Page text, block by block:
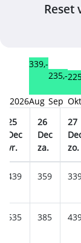
Reset
2026
339,-
Aug
235,-
Sep Okt
25
Dec
vr.
26
Dec
za.
27
zo.
439 359
535 385